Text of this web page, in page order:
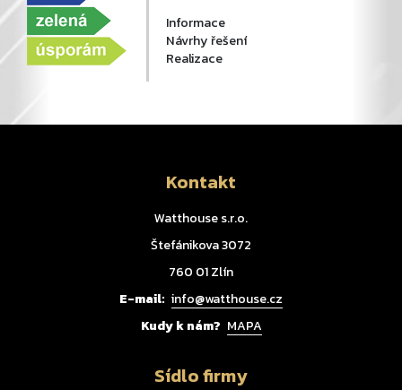
Informace
Návrhy řešení
Realizace
Kontakt
Watthouse s.r.o.
Štefánikova 3072
760 01 Zlín
E-mail: info@watthouse.cz
Kudy k nám? MAPA
Sídlo firmy